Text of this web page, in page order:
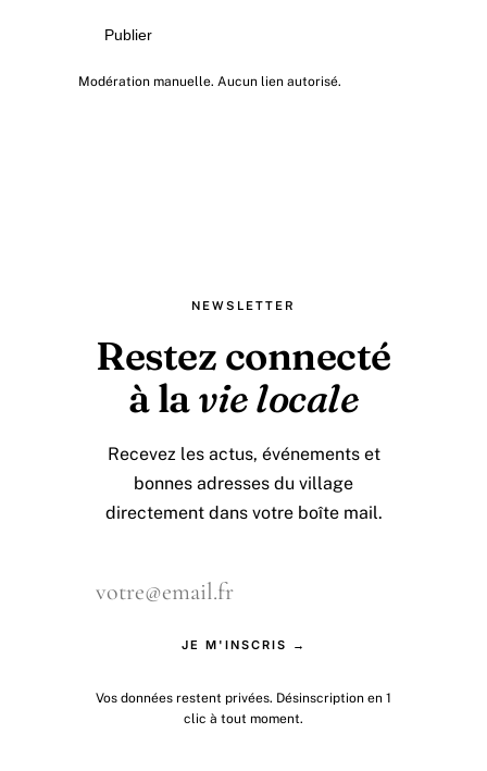
Publier
Modération manuelle. Aucun lien autorisé.
NEWSLETTER
Restez connecté
à lavie locale
Recevez les actus, événements et
bonnes adresses du village
directement dans votre boîte mail.
JE M'INSCRIS →
Vos données restent privées. Désinscription en 1
clic à tout moment.